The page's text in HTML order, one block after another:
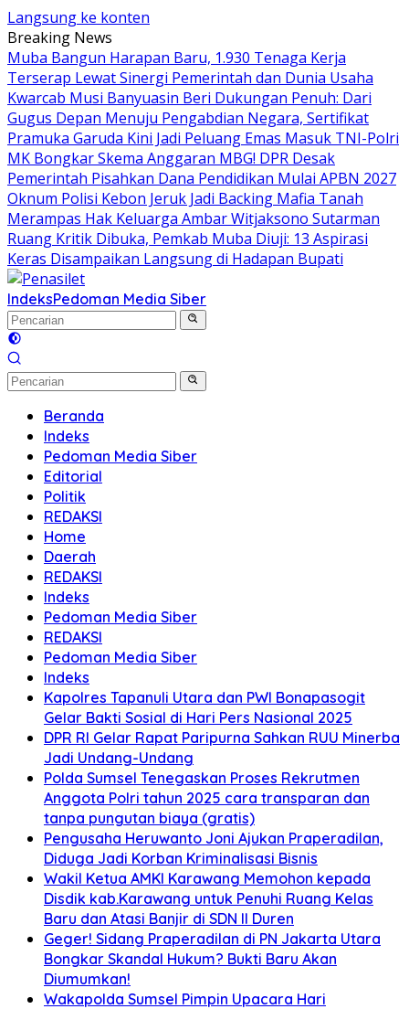
Langsung ke konten
Breaking News
Muba Bangun Harapan Baru, 1.930 Tenaga Kerja
Terserap Lewat Sinergi Pemerintah dan Dunia Usaha
Kwarcab Musi Banyuasin Beri Dukungan Penuh: Dari
Gugus Depan Menuju Pengabdian Negara, Sertifikat
Pramuka Garuda Kini Jadi Peluang Emas Masuk TNI-Polri
MK Bongkar Skema Anggaran MBG! DPR Desak
Pemerintah Pisahkan Dana Pendidikan Mulai APBN 2027
Oknum Polisi Kebon Jeruk Jadi Backing Mafia Tanah
Merampas Hak Keluarga Ambar Witjaksono Sutarman
Ruang Kritik Dibuka, Pemkab Muba Diuji: 13 Aspirasi
Keras Disampaikan Langsung di Hadapan Bupati
IndeksPedoman Media Siber
Beranda
Indeks
Pedoman Media Siber
Editorial
Politik
REDAKSI
Home
Daerah
REDAKSI
Indeks
Pedoman Media Siber
REDAKSI
Pedoman Media Siber
Indeks
Kapolres Tapanuli Utara dan PWI Bonapasogit
Gelar Bakti Sosial di Hari Pers Nasional 2025
DPR RI Gelar Rapat Paripurna Sahkan RUU Minerba
Jadi Undang-Undang
Polda Sumsel Tenegaskan Proses Rekrutmen
Anggota Polri tahun 2025 cara transparan dan
tanpa pungutan biaya (gratis)
Pengusaha Heruwanto Joni Ajukan Praperadilan,
Diduga Jadi Korban Kriminalisasi Bisnis
Wakil Ketua AMKI Karawang Memohon kepada
Disdik kab.Karawang untuk Penuhi Ruang Kelas
Baru dan Atasi Banjir di SDN II Duren
Geger! Sidang Praperadilan di PN Jakarta Utara
Bongkar Skandal Hukum? Bukti Baru Akan
Diumumkan!
Wakapolda Sumsel Pimpin Upacara Hari